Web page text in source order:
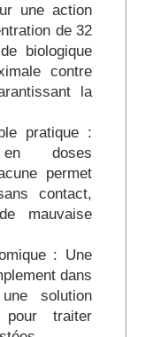
une action
de 32
biologique
contre
la
pratique :
en doses
permet
contact,
mauvaise
: Une
dans
solution
pour traiter